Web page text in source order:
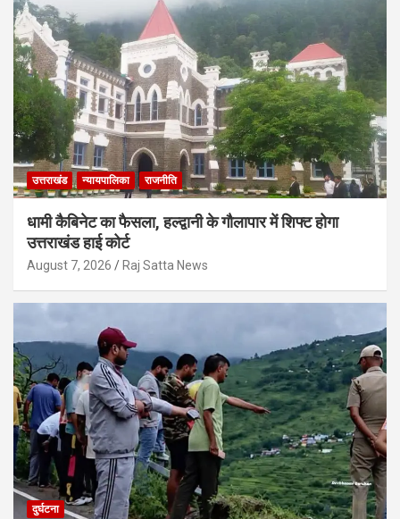
उत्तराखंड न्यायपालिका राजनीति
धामी कैबिनेट का फैसला, हल्द्वानी के गौलापार में शिफ्ट होगा
उत्तराखंड हाई कोर्ट
August 7, 2026 Raj Satta News
दुर्घटना